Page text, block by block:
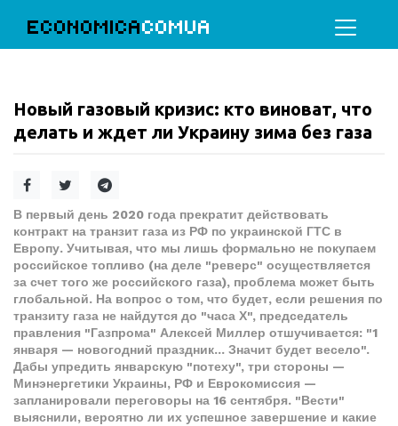
ECONOMICACOMUA
Новый газовый кризис: кто виноват, что
делать и ждет ли Украину зима без газа
В первый день 2020 года прекратит действовать
контракт на транзит газа из РФ по украинской ГТС в
Европу. Учитывая, что мы лишь формально не покупаем
российское топливо (на деле "реверс" осуществляется
за счет того же российского газа), проблема может быть
глобальной. На вопрос о том, что будет, если решения по
транзиту газа не найдутся до "часа Х", председатель
правления "Газпрома" Алексей Миллер отшучивается: "1
января — новогодний праздник... Значит будет весело".
Дабы упредить январскую "потеху", три стороны —
Минэнергетики Украины, РФ и Еврокомиссия —
запланировали переговоры на 16 сентября. "Вести"
выяснили, вероятно ли их успешное завершение и какие